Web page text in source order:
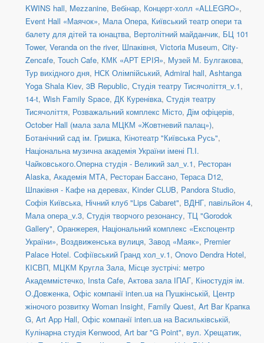
KWINS hall, Mezzanine, Вебінар, Концерт-холл «ALLEGRO»,
Event Hall «Маячок», Мала Опера, Київський театр опери та
балету для дітей та юнацтва, Вертолітний майданчик, БЦ 101
Tower, Veranda on the river, Шпаківня, Victoria Museum, City-
Zencafe, Touch Cafe, КМК «АРТ ЕРІЯ», Музей М. Булгакова,
Тур вихідного дня, НСК Олімпійський, Admiral hall, Ashtanga
Yoga Shala Kiev, 3B Republic, Студія театру Тисячоліття_v.1,
14-t, Wish Family Space, ДК Куренівка, Студія театру
Тисячоліття, Розважальний комплекс Місто, Дім офіцерів,
October Hall (мала зала МЦКМ «Жовтневий палац»),
Ботанічний сад ім. Гришка, Кінотеатр "Київська Русь",
Національна музична академія України імені П.І.
Чайковського.Оперна студія - Великий зал_v.1, Ресторан
Alaska, Академія МТА, Ресторан Бассано, Тераса D12,
Шпаківня - Кафе на деревах, Kinder CLUB, Pandora Studio,
Софія Київська, Нічний клуб "Lips Cabaret", ВДНГ, павільйон 4,
Мала опера_v.3, Студія творчого резонансу, ТЦ "Gorodok
Gallery", Оранжерея, Національний комплекс «Експоцентр
України», Воздвиженська вулиця, Завод «Маяк», Premier
Palace Hotel. Софіївський Гранд хол_v.1, Onovo Dendra Hotel,
КІСВП, МЦКМ Кругла Зала, Місце зустрічі: метро
Академмістечко, Insta Cafe, Актова зала ІПАГ, Кіностудія ім.
О.Довженка, Офіс компанії inten.ua на Пушкінській, Центр
жіночого розвитку Woman Insight, Family Quest, Art Bar Крапка
G, Art App Hall, Офіс компанії inten.ua на Васильківській,
Кулінарна студія Kenwood, Art bar "G Point", вул. Хрещатик,